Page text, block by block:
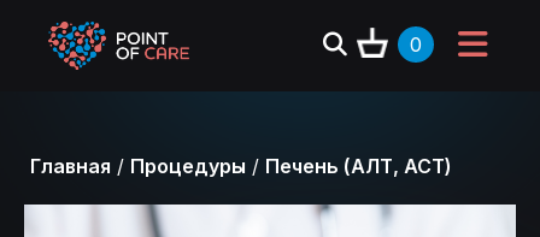
0
Главная / Процедуры / Печень (АЛТ, АСТ)